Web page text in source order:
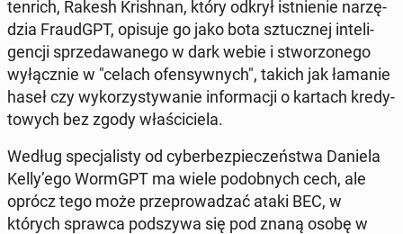
ten­rich, Rakesh Kri­sh­nan, który odkrył ist­nie­nie na­rzę­
dzia FraudGPT, opisuje go jako bota sztucz­nej in­te­li­
gen­cji sprze­da­wa­ne­go w dark webie i stwo­rzo­ne­go
wy­łącz­nie w "celach ofen­syw­nych", takich jak łamanie
haseł czy wy­ko­rzy­sty­wa­nie in­for­ma­cji o kartach kre­dy­
to­wych bez zgody wła­ści­cie­la.
Według spe­cja­li­sty od cy­ber­bez­pie­czeń­stwa Daniela
Kelly’ego WormGPT ma wiele po­dob­nych cech, ale
oprócz tego może prze­pro­wa­dzać ataki BEC, w
których sprawca pod­szy­wa się pod znaną osobę w